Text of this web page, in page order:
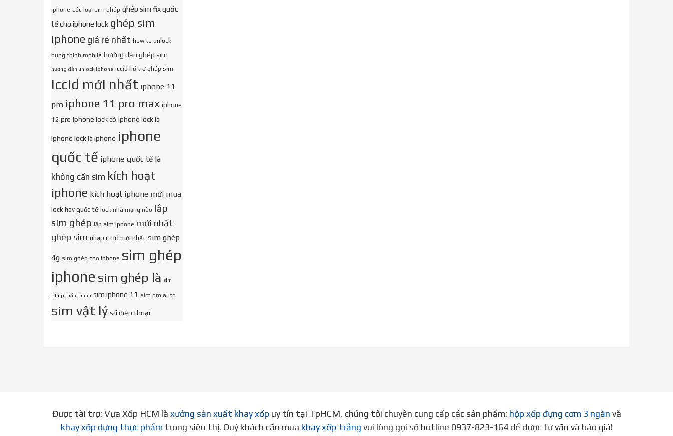
iphone các loại sim ghép ghép sim fix quốc
tế cho iphone lock ghép sim
iphone giá rẻ nhất how to unlock
hưng thịnh mobile hướng dẫn ghép sim
hướng dẫn unlock iphone iccid hổ trợ ghép sim
iccid mới nhất iphone 11
pro iphone 11 pro max iphone
12 pro iphone lock có iphone lock là
iphone lock là iphone iphone
quốc tế iphone quốc tế là
không cần sim kích hoạt
iphone kích hoạt iphone mới mua
lock hay quốc tế lock nhà mạng nào lắp
sim ghép lắp sim iphone mới nhất
ghép sim nhập iccid mới nhất sim ghép
4g sim ghép cho iphone sim ghép
iphone sim ghép là sim
ghép thần thánh sim iphone 11 sim pro auto
sim vật lý số điện thoại
Được tài trợ: Vựa Xốp HCM là xưởng sản xuất khay xốp uy tín tại TpHCM, chúng tôi chuyên cung cấp các sản phẩm: hộp xốp đựng cơm 3 ngăn và
khay xốp đựng thực phẩm trong siêu thị. Quý khách cần mua khay xốp trắng vui lòng gọi số hotline 0937-823-164 để được tư vấn và báo giá!